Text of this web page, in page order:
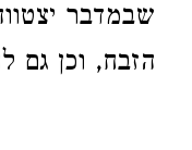
שבמדבר
הזבח, וכן גם